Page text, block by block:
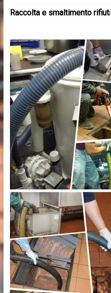
Raccolta e smaltimento rifiuti